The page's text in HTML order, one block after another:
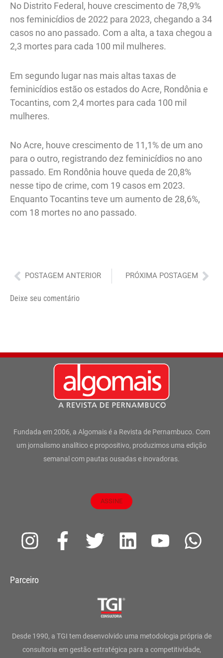
No Distrito Federal, houve crescimento de 78,9%
nos feminicídios de 2022 para 2023, chegando a 34
casos no ano passado. Com a alta, a taxa chegou a
2,3 mortes para cada 100 mil mulheres.
Em segundo lugar nas mais altas taxas de
feminicídios estão os estados do Acre, Rondônia e
Tocantins, com 2,4 mortes para cada 100 mil
mulheres.
No Acre, houve crescimento de 11,1% de um ano
para o outro, registrando dez feminicídios no ano
passado. Em Rondônia houve queda de 20,8%
nesse tipo de crime, com 19 casos em 2023.
Enquanto Tocantins teve um aumento de 28,6%,
com 18 mortes no ano passado.
Anterior
POSTAGEM ANTERIOR PRÓXIMA POSTAGEM
Deixe seu comentário
Fundada em 2006, a Algomais é a Revista de Pernambuco. Com
um jornalismo analítico e propositivo, produzimos uma edição
semanal com pautas ousadas e inovadoras.
ASSINE
I
s
g
r
F
a
o
o
T
t
e
r
L
d
i
Y
b
e
W
a
p
Parceiro
Desde 1990, a TGI tem desenvolvido uma metodologia própria de
consultoria em gestão estratégica para a competitividade,